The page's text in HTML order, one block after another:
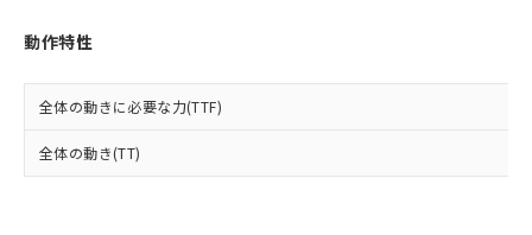
動作特性
全体の動きに必要な力(TTF)
全体の動き(TT)
引・商談に必要な範囲で利用すること
をご了承ください。
※当社の共同利用者とは、
の共同利用に関して"
の「1.共同利
とができます。
51物質の非含有証明書（当社基準）